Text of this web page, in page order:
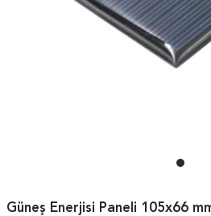
Güneş Enerjisi Paneli 105x66